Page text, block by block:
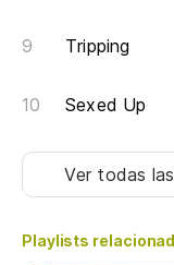
Tripping
Sexed Up
Ver todas
Playlists